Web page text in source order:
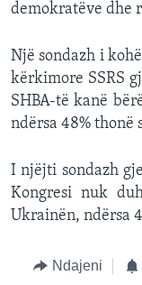
demokratëve dhe
Një sondazh i
kërkimore SSRS
SHBA-të kanë
ndërsa 48% thonë
I njëjti sondazh
Kongresi nuk
Ukrainën, ndërsa
Ndajeni